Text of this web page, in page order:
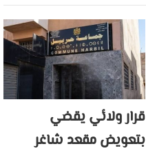
قرار ولائي يقضي
بتعويض مقعد شاغر